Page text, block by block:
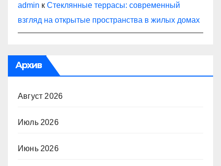
admin к Стеклянные террасы: современный
взгляд на открытые пространства в жилых домах
Архив
Август 2026
Июль 2026
Июнь 2026